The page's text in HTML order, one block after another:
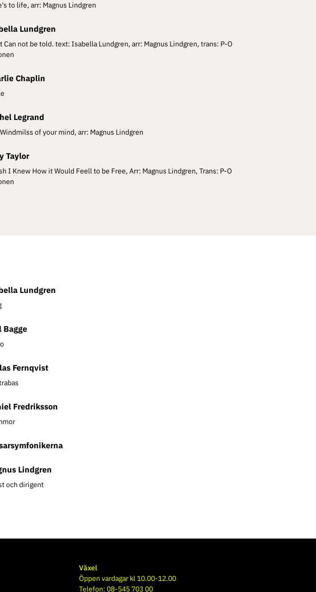
to life, arr: Magnus Lindgren
Lundgren
Can not be told. text: Isabella Lundgren, arr: Magnus Lindgren, trans: P-O
Chaplin
Legrand
of your mind, arr: Magnus Lindgren
Taylor
I Knew How it Would Feell to be Free, Arr: Magnus Lindgren, Trans: P-O
Lundgren
Bagge
Fernqvist
Fredriksson
Lindgren
och dirigent
Växel
Öppen vardagar kl 10.00-12.00
Telefon: 08-545 703 00